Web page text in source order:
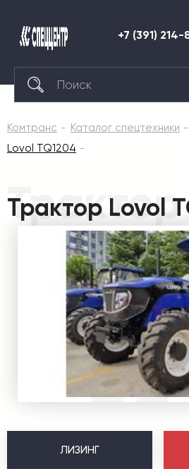
+7 (391)
Комтранс Каталог спецтехники
Lovol TQ1204
Трактор Lovol
ЛИЗИНГ